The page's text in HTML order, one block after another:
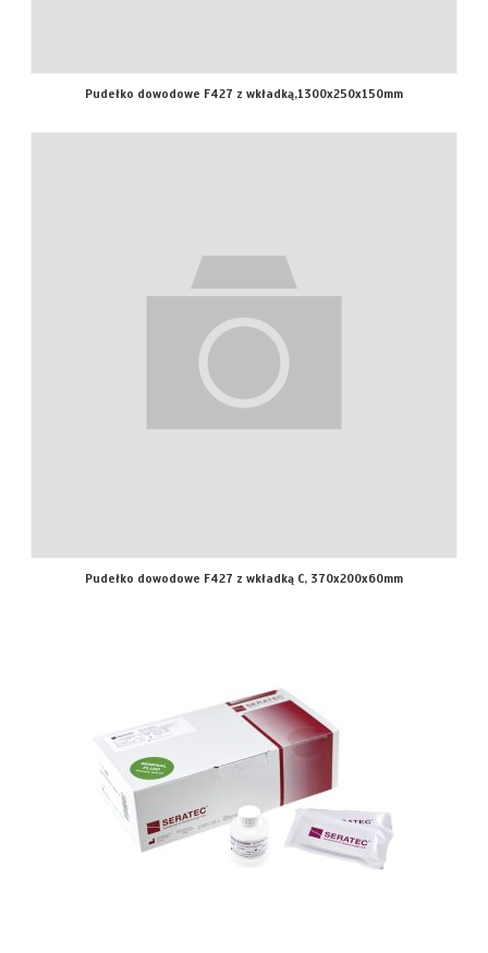
Pudełko dowodowe F427 z wkładką,1300x250x150mm
Pudełko dowodowe F427 z wkładką C, 370x200x60mm